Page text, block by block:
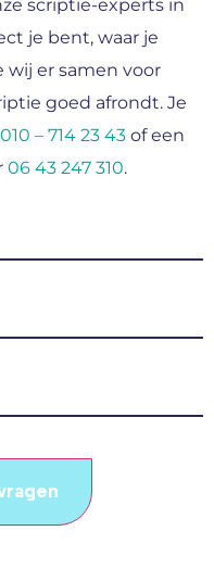
scriptie-experts in
je bent, waar je
er samen voor
goed afrondt. Je
010 – 714 23 43 of een
06 43 247 310.